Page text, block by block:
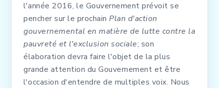
l'année 2016, le Gouvernement prévoit se
pencher sur le prochain Plan d'action
gouvernemental en matière de lutte contre la
pauvreté et l'exclusion sociale; son
élaboration devra faire l'objet de la plus
grande attention du Gouvernement et être
l'occasion d'entendre de multiples voix. Nous